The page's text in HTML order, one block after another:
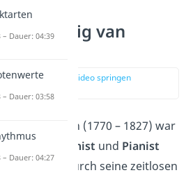
war Ludwig van
zur Stelle im Video springen
van Beethoven (1770 – 1827) war
Komponist und Pianist
Klassik. Durch seine zeitlosen
– Dauer: 04:39
– Dauer: 03:58
– Dauer: 04:27